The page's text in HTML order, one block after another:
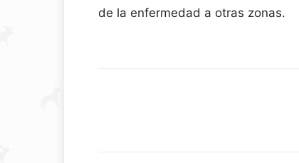
de la enfermedad a otras zonas.